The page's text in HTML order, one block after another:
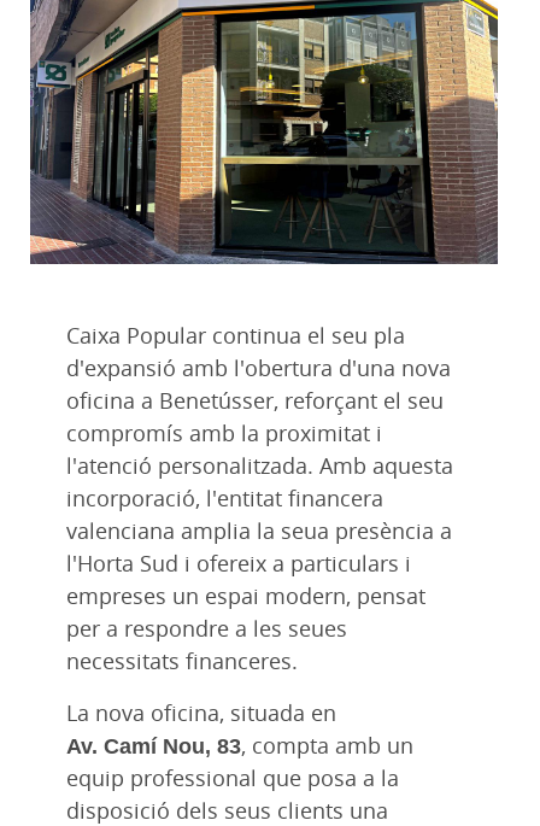
Caixa Popular continua el seu pla
d'expansió amb l'obertura d'una nova
oficina a Benetússer, reforçant el seu
compromís amb la proximitat i
l'atenció personalitzada. Amb aquesta
incorporació, l'entitat financera
valenciana amplia la seua presència a
l'Horta Sud i ofereix a particulars i
empreses un espai modern, pensat
per a respondre a les seues
necessitats financeres.
La nova oficina, situada en
Av. Camí Nou, 83, compta amb un
equip professional que posa a la
disposició dels seus clients una